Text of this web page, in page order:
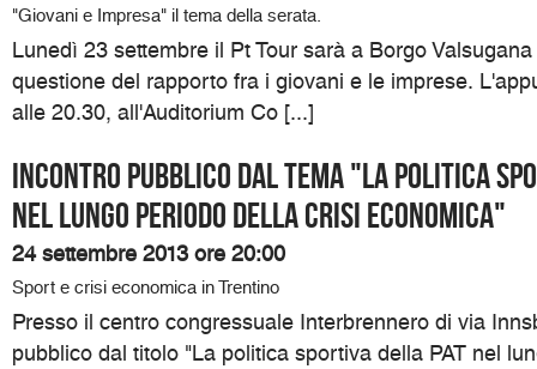
"Giovani e Impresa" il tema della serata.
Lunedì 23 settembre il Pt Tour sarà a Borgo
questione del rapporto fra i giovani e le imprese.
alle 20.30, all'Auditorium Co [...]
Incontro pubblico dal tema "La politica
nel lungo periodo della crisi economica"
24 settembre 2013 ore 20:00
Sport e crisi economica in Trentino
Presso il centro congressuale Interbrennero di via
pubblico dal titolo "La politica sportiva della PAT nel